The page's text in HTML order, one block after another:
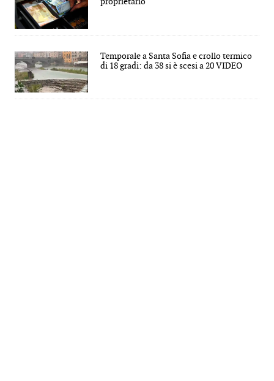
Temporale a Santa Sofia e crollo termico
di 18 gradi: da 38 si è scesi a 20 VIDEO